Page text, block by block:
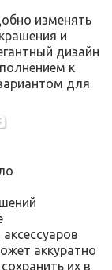
изменять
и
дизайн
к
для
аккуратно
их в